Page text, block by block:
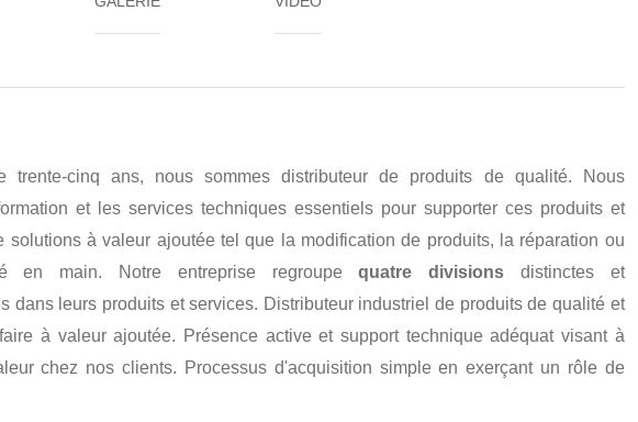
trente-cinq ans, nous sommes distributeur de produits de qualité. Nous
et les services techniques essentiels pour supporter ces produits et
solutions à valeur ajoutée tel que la modification de produits, la réparation ou
en main. Notre entreprise regroupequatre divisions distinctes et
dans leurs produits et services. Distributeur industriel de produits de qualité et
à valeur ajoutée. Présence active et support technique adéquat visant à
chez nos clients. Processus d'acquisition simple en exerçant un rôle de